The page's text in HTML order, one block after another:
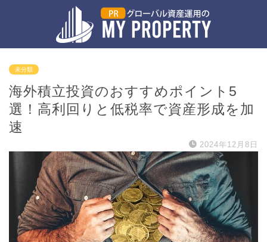
未分類
海外積立投資のおすすめポイント5
選！高利回りと低税率で資産形成を加
速
2024年12月8日